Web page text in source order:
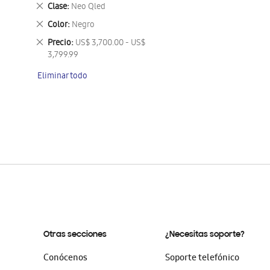
artículo
Clase Neo Qled
Eliminar
este
artículo
Color Negro
Eliminar
este
artículo
Precio US$ 3,700.00 - US$
3,799.99
Eliminar
este
Eliminar todo
Otras secciones
Conócenos
¿Necesitas soporte?
Soporte telefónico